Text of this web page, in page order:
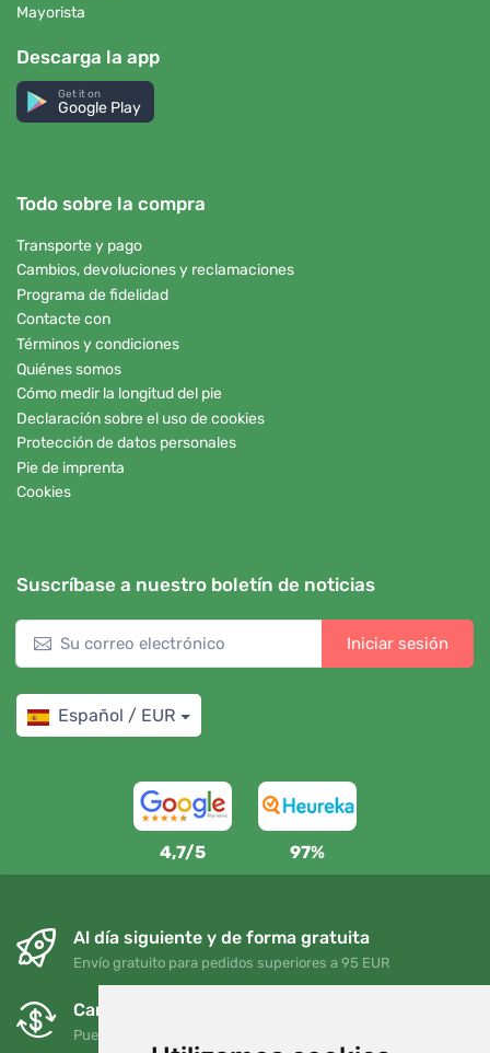
Mayorista
Descarga la app
Get it on
Google Play
Todo sobre la compra
Transporte y pago
Cambios, devoluciones y reclamaciones
Programa de fidelidad
Contacte con
Términos y condiciones
Quiénes somos
Cómo medir la longitud del pie
Declaración sobre el uso de cookies
Protección de datos personales
Pie de imprenta
Cookies
Suscríbase a nuestro boletín de noticias
Iniciar sesión
Español / EUR
4,7/5 97%
Al día siguiente y de forma gratuita
Envío gratuito para pedidos superiores a 95 EUR
Cambios y devoluciones gratuitos
Puede devolver o cambiar su pedido en cualquier momento